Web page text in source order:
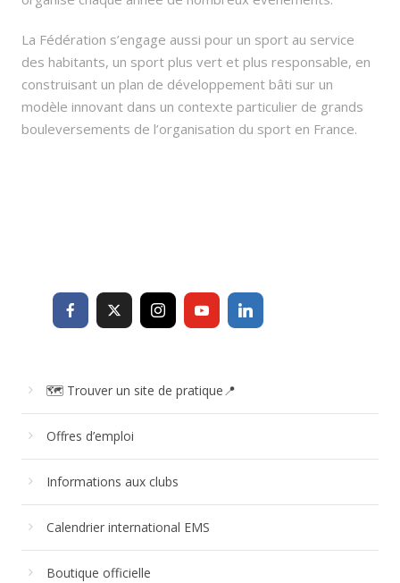
La Fédération s’engage aussi pour un sport au service
des habitants, un sport plus vert et plus responsable, en
construisant un plan de développement bâti sur un
modèle innovant dans un contexte particulier de grands
bouleversements de l’organisation du sport en France.
🗺 Trouver un site de pratique📍
Offres d’emploi
Informations aux clubs
Calendrier international EMS
Boutique officielle